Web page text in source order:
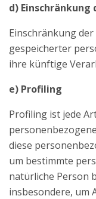
d)
Einschränkung
gespeicherter
ihre künftige
e) Profiling
Profiling ist jede
diese
um bestimmte
natürliche Person
insbesondere, um